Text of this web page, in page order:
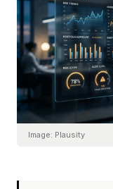
Image: Plausity